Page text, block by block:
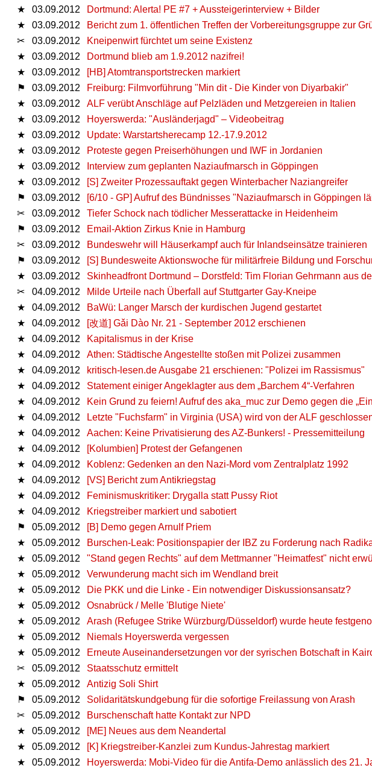
★
03.09.2012
Dortmund: Alerta! PE #7 + Aussteigerinterview + Bilder
★
03.09.2012
Bericht zum 1. öffentlichen Treffen der Vorbereitungsgruppe zur
✂
03.09.2012
Kneipenwirt fürchtet um seine Existenz
★
03.09.2012
Dortmund blieb am 1.9.2012 nazifrei!
★
03.09.2012
[HB] Atomtransportstrecken markiert
⚑
03.09.2012
Freiburg: Filmvorführung "Min dit - Die Kinder von Diyarbakir"
★
03.09.2012
ALF verübt Anschläge auf Pelzläden und Metzgereien in Italien
★
03.09.2012
Hoyerswerda: "Ausländerjagd" – Videobeitrag
★
03.09.2012
Update: Warstartsherecamp 12.-17.9.2012
★
03.09.2012
Proteste gegen Preiserhöhungen und IWF in Jordanien
★
03.09.2012
Interview zum geplanten Naziaufmarsch in Göppingen
★
03.09.2012
[S] Zweiter Prozessauftakt gegen Winterbacher Naziangreifer
⚑
03.09.2012
[6/10 - GP] Aufruf des Bündnisses "Naziaufmarsch in Göppingen
✂
03.09.2012
Tiefer Schock nach tödlicher Messerattacke in Heidenheim
⚑
03.09.2012
Email-Aktion Zirkus Knie in Hamburg
✂
03.09.2012
Bundeswehr will Häuserkampf auch für Inlandseinsätze trainieren
⚑
03.09.2012
[S] Bundesweite Aktionswoche für militärfreie Bildung und
★
03.09.2012
Skinheadfront Dortmund – Dorstfeld: Tim Florian Gehrmann aus
✂
04.09.2012
Milde Urteile nach Überfall auf Stuttgarter Gay-Kneipe
★
04.09.2012
BaWü: Langer Marsch der kurdischen Jugend gestartet
★
04.09.2012
[改道] Gǎi Dào Nr. 21 - September 2012 erschienen
★
04.09.2012
Kapitalismus in der Krise
★
04.09.2012
Athen: Städtische Angestellte stoßen mit Polizei zusammen
★
04.09.2012
kritisch-lesen.de Ausgabe 21 erschienen: "Polizei im Rassismus"
★
04.09.2012
Statement einiger Angeklagter aus dem „Barchem 4“-Verfahren
★
04.09.2012
Kein Grund zu feiern! Aufruf des aka_muc zur Demo gegen die
★
04.09.2012
Letzte "Fuchsfarm" in Virginia (USA) wird von der ALF
★
04.09.2012
Aachen: Keine Privatisierung des AZ-Bunkers! - Pressemitteilung
★
04.09.2012
[Kolumbien] Protest der Gefangenen
★
04.09.2012
Koblenz: Gedenken an den Nazi-Mord vom Zentralplatz 1992
★
04.09.2012
[VS] Bericht zum Antikriegstag
★
04.09.2012
Feminismuskritiker: Drygalla statt Pussy Riot
★
04.09.2012
Kriegstreiber markiert und sabotiert
⚑
05.09.2012
[B] Demo gegen Arnulf Priem
★
05.09.2012
Burschen-Leak: Positionspapier der IBZ zu Forderung nach
★
05.09.2012
"Stand gegen Rechts" auf dem Mettmanner "Heimatfest" nicht
★
05.09.2012
Verwunderung macht sich im Wendland breit
★
05.09.2012
Die PKK und die Linke - Ein notwendiger Diskussionsansatz?
★
05.09.2012
Osnabrück / Melle 'Blutige Niete'
★
05.09.2012
Arash (Refugee Strike Würzburg/Düsseldorf) wurde heute
★
05.09.2012
Niemals Hoyerswerda vergessen
★
05.09.2012
Erneute Auseinandersetzungen vor der syrischen Botschaft in
✂
05.09.2012
Staatsschutz ermittelt
★
05.09.2012
Antizig Soli Shirt
⚑
05.09.2012
Solidaritätskundgebung für die sofortige Freilassung von Arash
✂
05.09.2012
Burschenschaft hatte Kontakt zur NPD
★
05.09.2012
[ME] Neues aus dem Neandertal
★
05.09.2012
[K] Kriegstreiber-Kanzlei zum Kundus-Jahrestag markiert
★
05.09.2012
Hoyerswerda: Mobi-Video für die Antifa-Demo anlässlich des 21.